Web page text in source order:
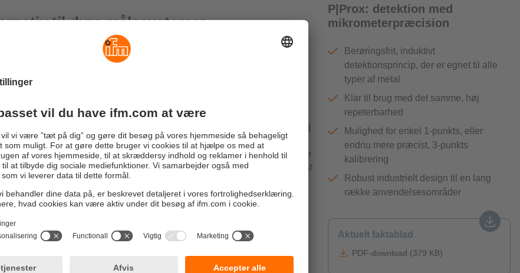
til dyre målesystemer
anvendelsesformål kræver præcis detektion af afstande til metalliske
detektion af blikplader i bilindustrien eller afstande ved kværne i
Til disse anvendelsesformål er de nye afstandssensorer et billigt og
dyre målesystemer.
afstande i mikrometerområdet ved brug af et induktivt og dermed
og stiller dem til rådighed som afstandsværdier via IO-Link.
indflydelse på den målte værdi. Kun målets formfaktor har indflydelse
og sensorens nøjagtighed. Sensoren er fabrikskalibreret og klar
Takket være 1-punkts, eller endnu mere præcist, 3-punkts kalibrering,
høj præcision, selv med afvigende mål-formfaktorer.
60 mm lange huse i industristandarden M12, M18 eller M30 til
ikke-planmonteret montering. Derudover er sensorerne
over for magnetiske felter i gevindskåret udførsel af rustfrit stål. Derfor
P|Prox: detektion med
mikrometerpræcision
Berøringsfrit, induktivt
detektionsprincip, der er egnet til alle
typer af metal
Klar til brug med det samme, høj
repeterbarhed
Mulighed for enkel 1-punkts, eller
endnu mere præcist, 3-punkts
kalibrering
Robust industrielt design til en lang
række anvendelsesområder
Aktuelt faktablad
PDF-download (379 KB)